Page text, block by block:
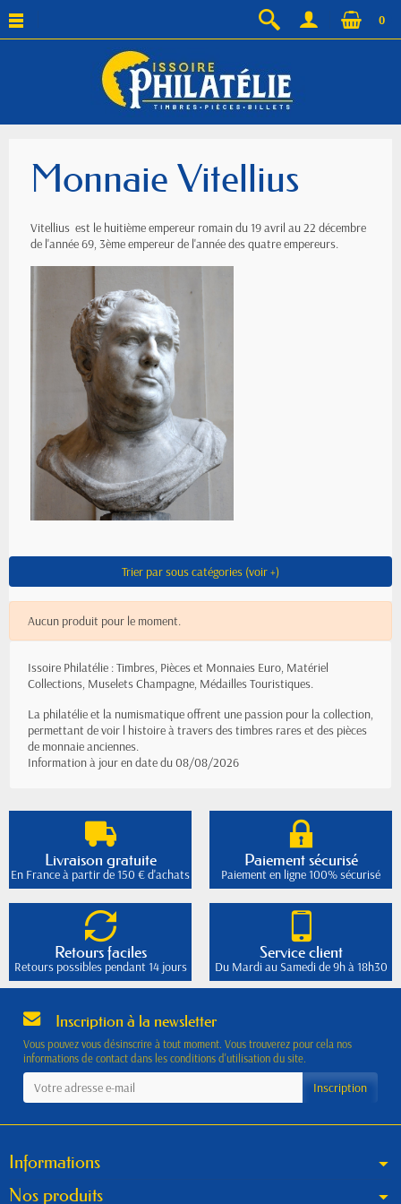
0
Monnaie Vitellius
Vitellius est le huitième empereur romain du 19 avril au 22 décembre
de l'année 69, 3ème empereur de l'année des quatre empereurs.
Trier par sous catégories (voir +)
Aucun produit pour le moment.
Issoire Philatélie : Timbres, Pièces et Monnaies Euro, Matériel
Collections, Muselets Champagne, Médailles Touristiques.
La philatélie et la numismatique offrent une passion pour la collection,
permettant de voir l histoire à travers des timbres rares et des pièces
de monnaie anciennes.
Information à jour en date du 08/08/2026
Livraison gratuite
En France à partir de 150 € d'achats
Paiement sécurisé
Paiement en ligne 100% sécurisé
Retours faciles
Retours possibles pendant 14 jours
Service client
Du Mardi au Samedi de 9h à 18h30
Inscription à la newsletter
Vous pouvez vous désinscrire à tout moment. Vous trouverez pour cela nos
informations de contact dans les conditions d'utilisation du site.
Informations
Nos produits